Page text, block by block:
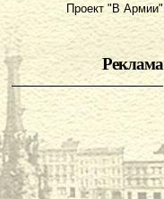
Проект "В Армии"
Реклама